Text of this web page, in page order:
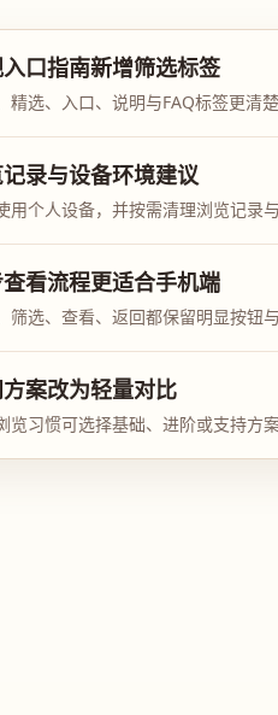
口指南新增筛选标签
精选、入口、说明与FAQ标签更清
录与设备环境建议
用个人设备，并按需清理浏览记录与
看流程更适合手机端
筛选、查看、返回都保留明显按钮与
案改为轻量对比
览习惯可选择基础、进阶或支持方案